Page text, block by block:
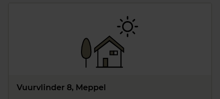
Vuurvlinder 8, Meppel